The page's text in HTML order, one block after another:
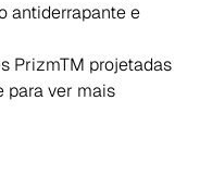
antiderrapante e
PrizmTM projetadas
para ver mais